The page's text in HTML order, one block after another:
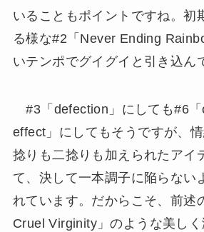
いることもポイントですね。初
る様な#2「Never Ending
いテンポでグイグイと引き込ん
#3「defection」にしても#6
effect」にしてもそうですが、
捻りも二捻りも加えられたアイ
て、決して一本調子に陥らない
れています。だからこそ、前述
Cruel Virginity」のような美し